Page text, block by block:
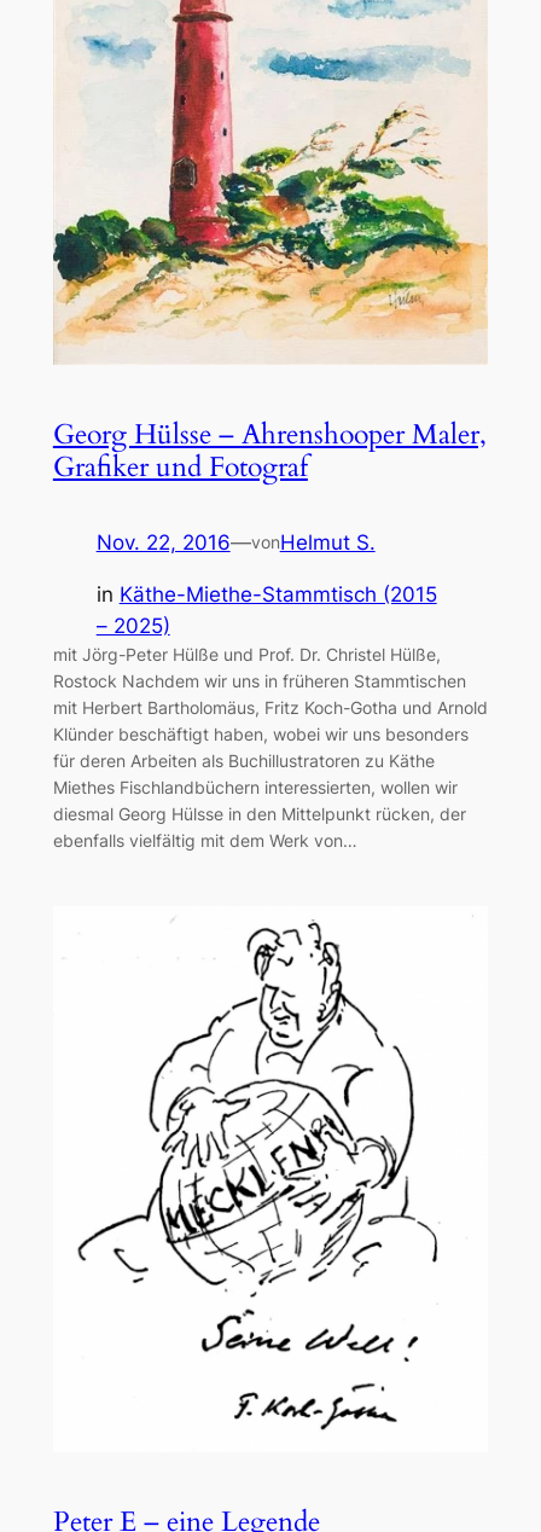
Georg Hülsse – Ahrenshooper Maler,
Grafiker und Fotograf
Nov. 22, 2016—vonHelmut S.
in Käthe-Miethe-Stammtisch (2015
– 2025)
mit Jörg-Peter Hülße und Prof. Dr. Christel Hülße,
Rostock Nachdem wir uns in früheren Stammtischen
mit Herbert Bartholomäus, Fritz Koch-Gotha und Arnold
Klünder beschäftigt haben, wobei wir uns besonders
für deren Arbeiten als Buchillustratoren zu Käthe
Miethes Fischlandbüchern interessierten, wollen wir
diesmal Georg Hülsse in den Mittelpunkt rücken, der
ebenfalls vielfältig mit dem Werk von…
Peter E – eine Legende